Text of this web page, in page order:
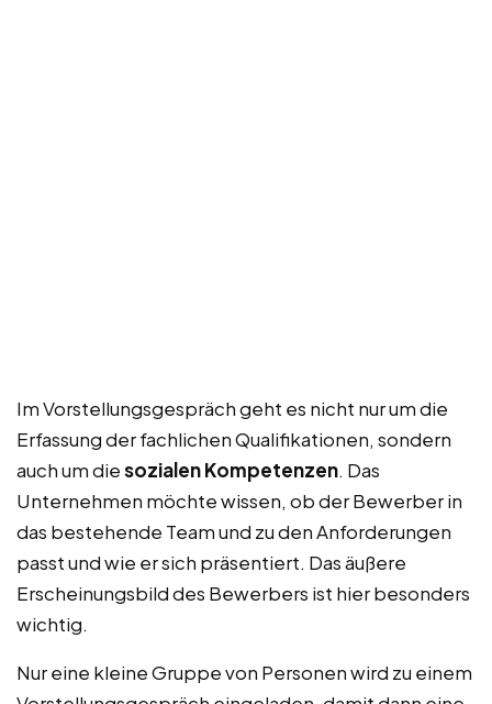
Im Vorstellungsgespräch geht es nicht nur um die
Erfassung der fachlichen Qualifikationen, sondern
auch um diesozialen Kompetenzen. Das
Unternehmen möchte wissen, ob der Bewerber in
das bestehende Team und zu den Anforderungen
passt und wie er sich präsentiert. Das äußere
Erscheinungsbild des Bewerbers ist hier besonders
wichtig.
Nur eine kleine Gruppe von Personen wird zu einem